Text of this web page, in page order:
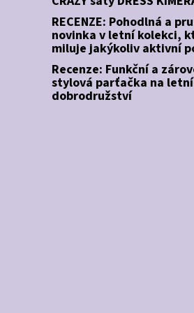
RECENZE: Pohodlná a
novinka v letní kolekci,
miluje jakýkoliv aktivní
Recenze: Funkční a
stylová parťačka na letní
dobrodružství